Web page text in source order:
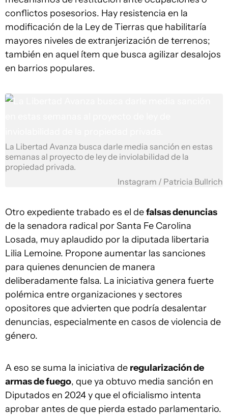
conflictos posesorios. Hay resistencia en la
modificación de la Ley de Tierras que habilitaría
mayores niveles de extranjerización de terrenos;
también en aquel ítem que busca agilizar desalojos
en barrios populares.
La Libertad Avanza busca darle media sanción en estas
semanas al proyecto de ley de inviolabilidad de la
propiedad privada.
Instagram / Patricia Bullrich
Otro expediente trabado es el defalsas denuncias
de la senadora radical por Santa Fe Carolina
Losada, muy aplaudido por la diputada libertaria
Lilia Lemoine. Propone aumentar las sanciones
para quienes denuncien de manera
deliberadamente falsa. La iniciativa genera fuerte
polémica entre organizaciones y sectores
opositores que advierten que podría desalentar
denuncias, especialmente en casos de violencia de
género.
A eso se suma la iniciativa de regularización de
armas de fuego, que ya obtuvo media sanción en
Diputados en 2024 y que el oficialismo intenta
aprobar antes de que pierda estado parlamentario.